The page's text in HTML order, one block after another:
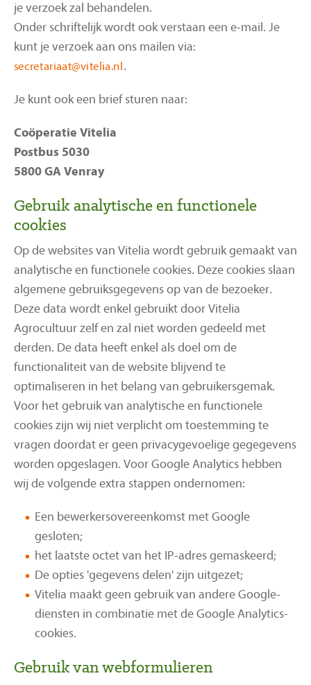
je verzoek zal behandelen.
Onder schriftelijk wordt ook verstaan een e-mail. Je
kunt je verzoek aan ons mailen via:
.
Je kunt ook een brief sturen naar:
Coöperatie Vitelia
Postbus 5030
5800 GA Venray
Gebruik analytische en functionele
cookies
Op de websites van Vitelia wordt gebruik gemaakt van
analytische en functionele cookies. Deze cookies slaan
algemene gebruiksgegevens op van de bezoeker.
Deze data wordt enkel gebruikt door Vitelia
Agrocultuur zelf en zal niet worden gedeeld met
derden. De data heeft enkel als doel om de
functionaliteit van de website blijvend te
optimaliseren in het belang van gebruikersgemak.
Voor het gebruik van analytische en functionele
cookies zijn wij niet verplicht om toestemming te
vragen doordat er geen privacygevoelige gegegevens
worden opgeslagen. Voor Google Analytics hebben
wij de volgende extra stappen ondernomen:
Een bewerkersovereenkomst met Google
gesloten;
het laatste octet van het IP-adres gemaskeerd;
De opties 'gegevens delen' zijn uitgezet;
Vitelia maakt geen gebruik van andere Google-
diensten in combinatie met de Google Analytics-
cookies.
Gebruik van webformulieren